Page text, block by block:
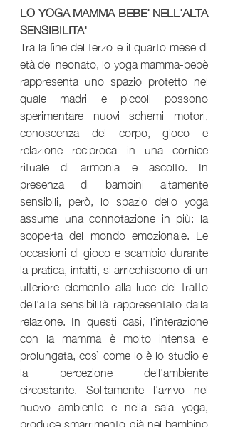
LO YOGA MAMMA BEBE' NELL'ALTA
SENSIBILITA'
Tra la fine del terzo e il quarto mese di
età del neonato, lo yoga mamma-bebè
rappresenta uno spazio protetto nel
quale madri e piccoli possono
sperimentare nuovi schemi motori,
conoscenza del corpo, gioco e
relazione reciproca in una cornice
rituale di armonia e ascolto. In
presenza di bambini altamente
sensibili, però, lo spazio dello yoga
assume una connotazione in più: la
scoperta del mondo emozionale. Le
occasioni di gioco e scambio durante
la pratica, infatti, si arricchiscono di un
ulteriore elemento alla luce del tratto
dell'alta sensibilità rappresentato dalla
relazione. In questi casi, l'interazione
con la mamma è molto intensa e
prolungata, così come lo è lo studio e
la percezione dell'ambiente
circostante. Solitamente l'arrivo nel
nuovo ambiente e nella sala yoga,
produce smarrimento già nel bambino